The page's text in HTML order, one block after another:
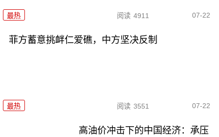
最热 阅读 4911 07-22
菲方蓄意挑衅仁爱礁，中方坚决反制
最热 阅读 3551 07-22
高油价冲击下的中国经济：承压